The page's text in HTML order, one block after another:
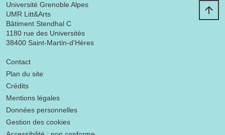
Université Grenoble Alpes
UMR Litt&Arts
Bâtiment Stendhal C
1180 rue des Universités
38400 Saint-Martin-d'Hères
Menu footer
Contact
Plan du site
Crédits
Mentions légales
Données personnelles
Gestion des cookies